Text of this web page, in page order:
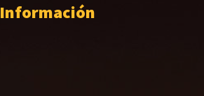
Información